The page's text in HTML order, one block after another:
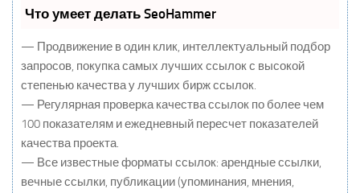
Что умеет делать SeoHammer
— Продвижение в один клик, интеллектуальный подбор
запросов, покупка самых лучших ссылок с высокой
степенью качества у лучших бирж ссылок.
— Регулярная проверка качества ссылок по более чем
100 показателям и ежедневный пересчет показателей
качества проекта.
— Все известные форматы ссылок: арендные ссылки,
вечные ссылки, публикации (упоминания, мнения,